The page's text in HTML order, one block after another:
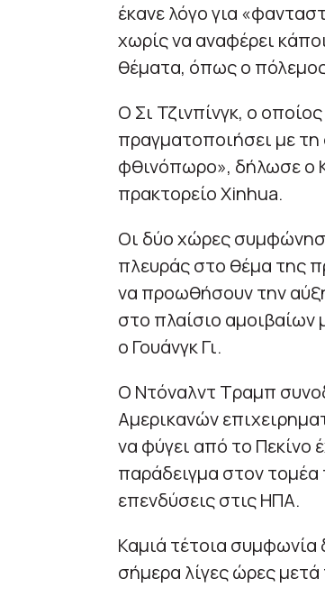
έκανε λόγο για
χωρίς να αναφέρει
θέματα, όπως ο πόλεμος
Ο Σι Τζινπίνγκ, ο
πραγματοποιήσει με
φθινόπωρο», δήλωσε ο
πρακτορείο Xinhua.
Οι δύο χώρες
πλευράς στο θέμα της
να προωθήσουν την
στο πλαίσιο αμοιβαίων
ο Γουάνγκ Γι.
Ο Ντόναλντ Τραμπ
Αμερικανών
να φύγει από το Πεκίνο
παράδειγμα στον τομέα
επενδύσεις στις ΗΠΑ.
Καμιά τέτοια
σήμερα λίγες ώρες